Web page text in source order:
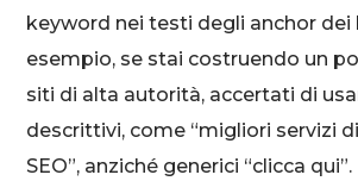
keyword nei testi degli anchor dei
esempio, se stai costruendo un
siti di alta autorità, accertati di
descrittivi, come “migliori servizi
SEO”, anziché generici “clicca